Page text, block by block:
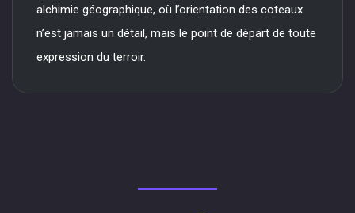
alchimie géographique, où l’orientation des coteaux
n’est jamais un détail, mais le point de départ de toute
expression du terroir.